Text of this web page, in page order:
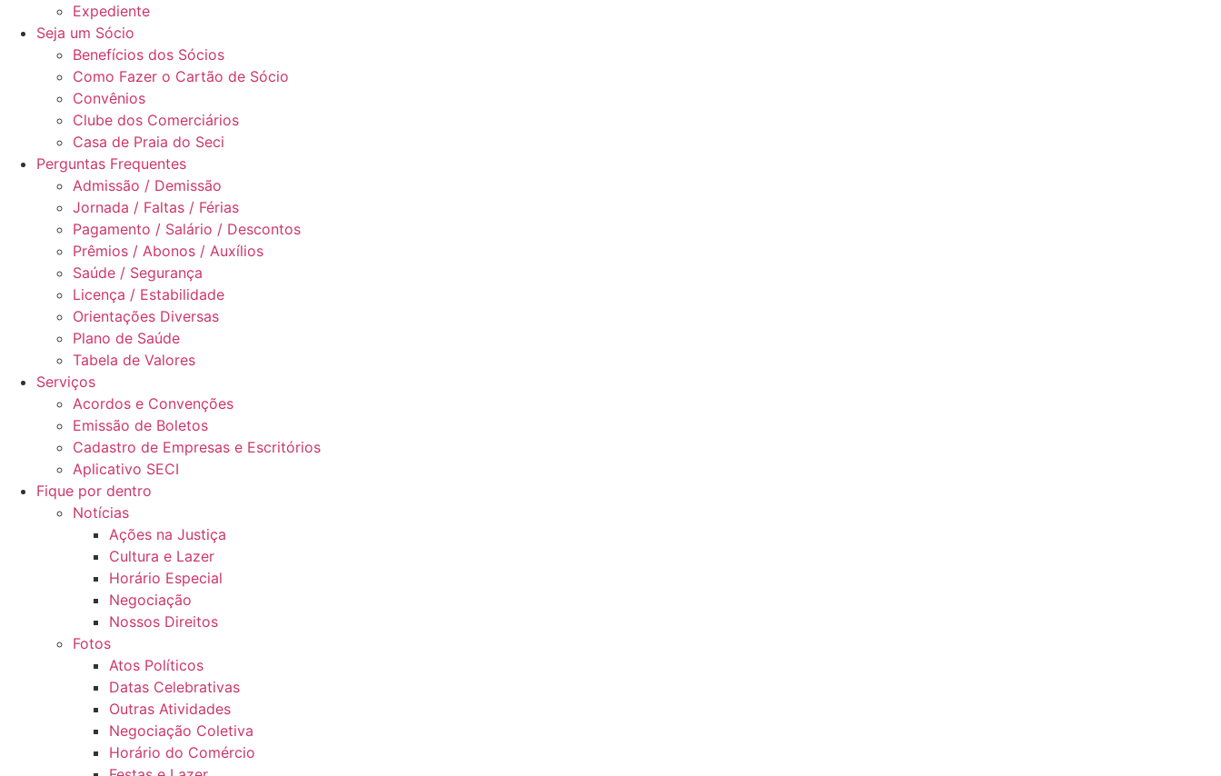
Expediente
Seja um Sócio
Benefícios dos Sócios
Como Fazer o Cartão de Sócio
Convênios
Clube dos Comerciários
Casa de Praia do Seci
Perguntas Frequentes
Admissão / Demissão
Jornada / Faltas / Férias
Pagamento / Salário / Descontos
Prêmios / Abonos / Auxílios
Saúde / Segurança
Licença / Estabilidade
Orientações Diversas
Plano de Saúde
Tabela de Valores
Serviços
Acordos e Convenções
Emissão de Boletos
Cadastro de Empresas e Escritórios
Aplicativo SECI
Fique por dentro
Notícias
Ações na Justiça
Cultura e Lazer
Horário Especial
Negociação
Nossos Direitos
Fotos
Atos Políticos
Datas Celebrativas
Outras Atividades
Negociação Coletiva
Horário do Comércio